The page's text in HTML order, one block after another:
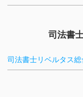
司法書
司法書士リベルタス